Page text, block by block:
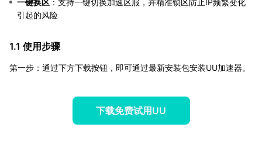
引起的风险
1.1 使用步骤
第一步：通过下方下载按钮，即可通过最新安装包安装UU加速器。
下载免费试用UU